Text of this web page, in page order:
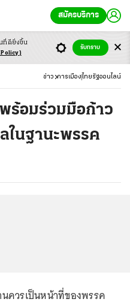
สมัครบริการ
ข่าว การเมือง ไทยรัฐออนไลน์
ร้อมร่วมมือก้าว
ในฐานะพรรค
ควรเป็นหน้าที่ของพรรค
ที่ดียิ่งขึ้น
รับทราบ